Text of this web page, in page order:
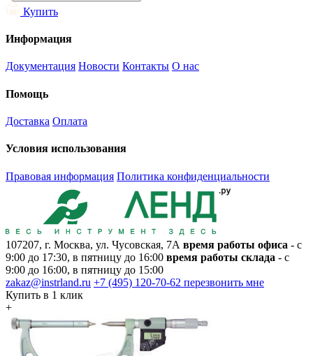
Купить
Информация
Документация Новости Контакты О нас
Помощь
Доставка Оплата
Условия использования
Правовая информация Политика конфиденциальности
107207, г. Москва, ул. Чусовская, 7А время работы офиса - с
9:00 до 17:30, в пятницу до 16:00 время работы склада - с
9:00 до 16:00, в пятницу до 15:00
zakaz@instrland.ru +7 (495) 120-70-62 перезвонить мне
Купить в 1 клик
+